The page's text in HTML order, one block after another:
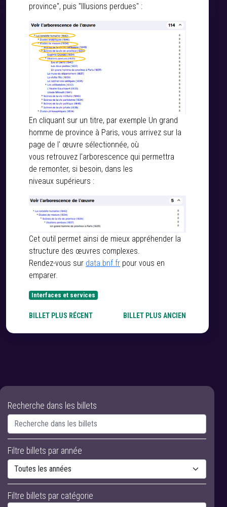
province", puis "Illusions perdues" :
En cliquant sur un titre, par exemple Un grand
homme de province à Paris, vous arrivez sur la
page de l' œuvre sélectionnée, où
vous retrouvez l'arborescence qui permettra
de remonter, si besoin, dans les
niveaux supérieurs :
Cet outil permet ainsi de mieux appréhender la
structure des œuvres complexes.
Rendez-vous sur data.bnf.fr pour vous en
emparer.
Interfaces et services
BILLET PLUS RÉCENT BILLET PLUS ANCIEN
Recherche dans les billets
Filtre billets par année
Filtre billets par catégorie